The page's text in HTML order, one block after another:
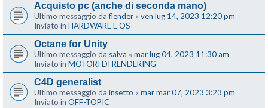
Acquisto pc (anche di seconda mano)
Ultimo messaggio daflender « ven lug 14, 2023 12:20 pm
Inviato in HARDWARE E OS
Octane for Unity
Ultimo messaggio da salva « mar lug 04, 2023 11:30 am
Inviato in MOTORI DI RENDERING
C4D generalist
Ultimo messaggio da insetto « mar mar 07, 2023 3:23 pm
Inviato in OFF-TOPIC